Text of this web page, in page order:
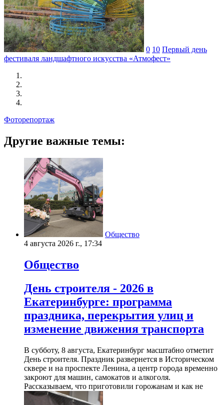
0 10 Первый день
фестиваля ландшафтного искусства «Атмофест»
Фоторепортаж
Другие важные темы:
Общество
4 августа 2026 г., 17:34
Общество
День строителя - 2026 в
Екатеринбурге: программа
праздника, перекрытия улиц и
изменение движения транспорта
В субботу, 8 августа, Екатеринбург масштабно отметит
День строителя. Праздник развернется в Историческом
сквере и на проспекте Ленина, а центр города временно
закроют для машин, самокатов и алкоголя.
Рассказываем, что приготовили горожанам и как не